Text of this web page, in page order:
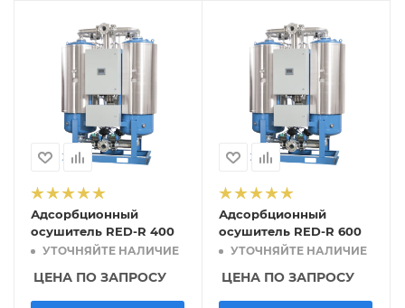
Адсорбционный
осушитель RED-R 400
УТОЧНЯЙТЕ НАЛИЧИЕ
ЦЕНА ПО ЗАПРОСУ
Адсорбционный
осушитель RED-R 600
УТОЧНЯЙТЕ НАЛИЧИЕ
ЦЕНА ПО ЗАПРОСУ